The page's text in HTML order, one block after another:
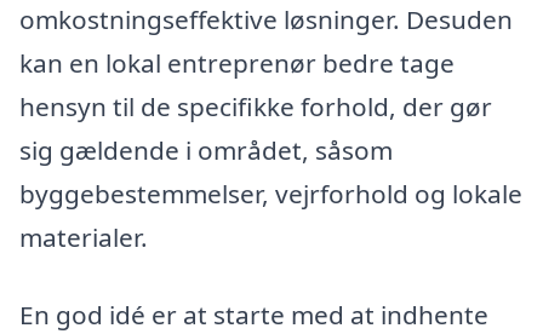
omkostningseffektive løsninger. Desuden
kan en lokal entreprenør bedre tage
hensyn til de specifikke forhold, der gør
sig gældende i området, såsom
byggebestemmelser, vejrforhold og lokale
materialer.
En god idé er at starte med at indhente